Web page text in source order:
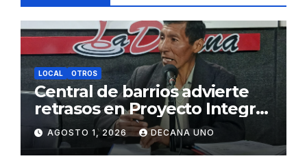
LOCAL OTROS
Central de barrios advierte
retrasos en Proyecto Integral
de Agua y Alcantarillado para
Juliaca
AGOSTO 1, 2026 DECANA UNO